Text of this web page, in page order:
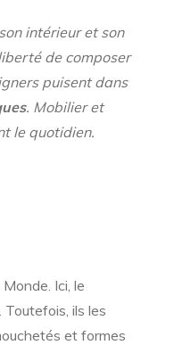
intérieur et son
de composer
puisent dans
. Mobilier et
le quotidien.
Ici, le
. Toutefois, ils les
et formes